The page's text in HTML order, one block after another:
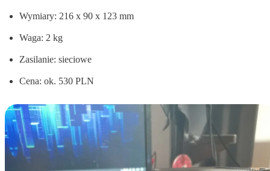
Wymiary: 216 x 90 x 123 mm
Waga: 2 kg
Zasilanie: sieciowe
Cena: ok. 530 PLN